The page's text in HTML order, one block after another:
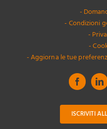
-
- Condizioni
-
-
- Aggiorna le tue
ISCRIVITI